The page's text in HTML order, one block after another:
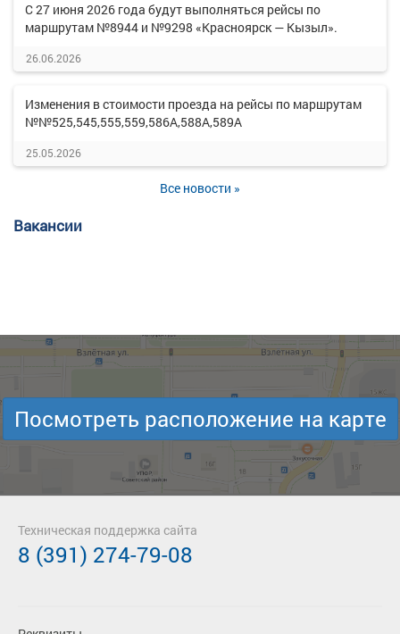
С 27 июня 2026 года будут выполняться рейсы по
маршрутам №8944 и №9298 «Красноярск — Кызыл».
26.06.2026
Изменения в стоимости проезда на рейсы по маршрутам
№№525,545,555,559,586А,588А,589А
25.05.2026
Все новости »
Вакансии
Посмотреть расположение на карте
Техническая поддержка сайта
8 (391) 274-79-08